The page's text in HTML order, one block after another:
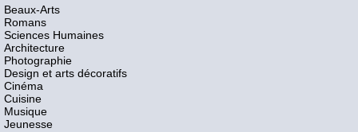
Beaux-Arts
Romans
Sciences Humaines
Architecture
Photographie
Design et arts décoratifs
Cinéma
Cuisine
Musique
Jeunesse